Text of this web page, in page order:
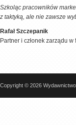
Szkoląc pracowników
z taktyką, ale nie zawsze
Rafał Szczepanik
Partner i członek zarządu
Copyright © 2026